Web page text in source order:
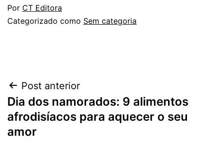
Por CT Editora
Categorizado como Sem categoria
Navegação
de
Post
Post anterior
Dia dos namorados: 9 alimentos
afrodisíacos para aquecer o seu
amor